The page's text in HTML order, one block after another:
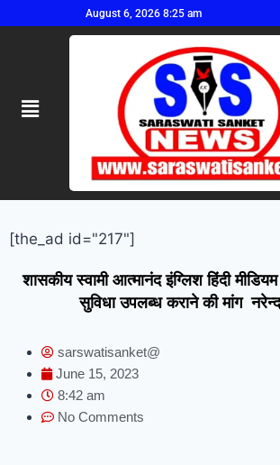
August 6, 2026 8:25 am
[the_ad id="217"]
शासकीय स्वामी आत्मानंद इंग्लिश हिंदी
सुविधा उपलब्ध कराने की मांग
sarswatisanket@
June 15, 2023
8:42 am
No Comments